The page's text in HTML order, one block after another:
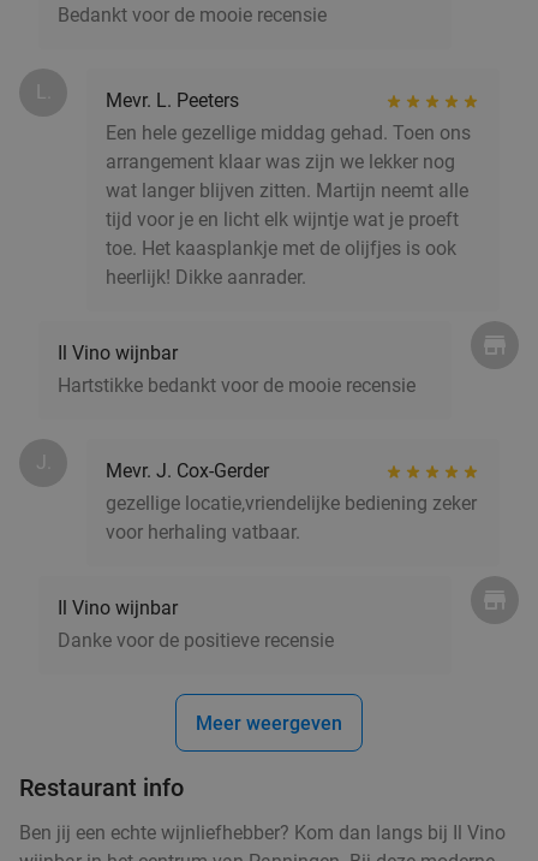
Bedankt voor de mooie recensie
Mevr. L. Peeters
Een hele gezellige middag gehad. Toen ons
arrangement klaar was zijn we lekker nog
wat langer blijven zitten. Martijn neemt alle
tijd voor je en licht elk wijntje wat je proeft
toe. Het kaasplankje met de olijfjes is ook
heerlijk! Dikke aanrader.
Il Vino wijnbar
Hartstikke bedankt voor de mooie recensie
J.
Mevr. J. Cox-Gerder
gezellige locatie,vriendelijke bediening zeker
voor herhaling vatbaar.
Il Vino wijnbar
Danke voor de positieve recensie
Meer weergeven
Restaurant info
Ben jij een echte wijnliefhebber? Kom dan langs bij Il Vino